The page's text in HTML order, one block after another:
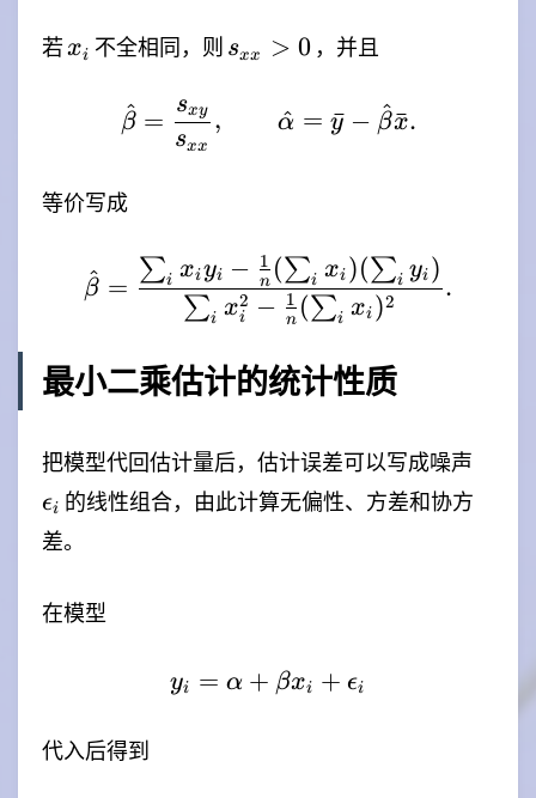
若 x_i
xi 不全相同，则 s_{xx}
sxx > 0 ，并且
β
^ =
sxx
sxy , α
^ = y
ˉ − β
^x
ˉ.
等价写成
\hat{\beta} =
β
^ =
∑i xi
2 − n
1 (∑i xi )2
∑i xiyi − n
1 (∑i xi )(∑i yi )
.
最小二乘估计的统计性质
把模型代回估计量后，估计误差可以写成噪声
ϵi 的线性组合，由此计算无偏性、方差和协方
差。
在模型
y_i=\alpha+\beta
yi = α + βxi + ϵi
代入后得到